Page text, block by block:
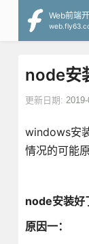
Web前端
node安
更新日期:
windows安
情况的可能
node安装好
原因一：